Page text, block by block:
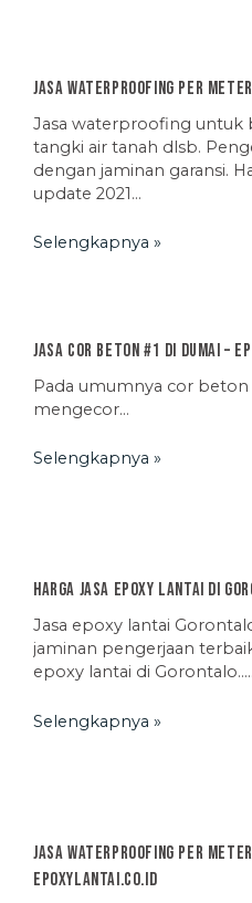
Jasa Waterproofing Per
Jasa waterproofing untuk
tangki air tanah dlsb.
dengan jaminan garansi.
update 2021…
Selengkapnya »
Jasa Cor Beton #1 di Dumai –
Pada umumnya cor
mengecor…
Selengkapnya »
Harga Jasa Epoxy Lantai di
Jasa epoxy lantai
jaminan pengerjaan
epoxy lantai di Gorontalo…..
Selengkapnya »
Jasa Waterproofing Per Meter
EpoxyLantai.co.id